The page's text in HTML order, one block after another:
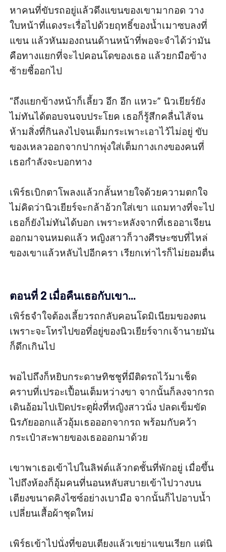
หาคนที่ขับรถอยู่แล้วดึงแขนของเขามากอด วาง
ใบหน้าที่แดงระเรื่อไปด้วยฤทธิ์ของน้ำเมาซบลงที่
แขน แล้วหันมองถนนด้านหน้าที่พอจะจำได้ว่ามัน
คือทางแยกที่จะไปคอนโดของเธอ แล้วยกมือข้าง
ซ้ายชี้ออกไป
“ถึงแยกข้างหน้าก็เลี้ยว อึก อึก แหวะ” นิวเยียร์ยัง
ไม่ทันได้ตอบจนจบประโยค เธอก็รู้สึกคลื่นไส้จน
ห้ามสิ่งที่กินลงไปจนเต็มกระเพาะเอาไว้ไม่อยู่ ขับ
ของเหลวออกจากปากพุ่งใส่เต็มกางเกงของคนที่
เธอกำลังจะบอกทาง
เพิร์ธเบิกตาโพลงแล้วกลั้นหายใจด้วยความตกใจ
ไม่คิดว่านิวเยียร์จะกล้าอ้วกใส่เขา แถมทางที่จะไป
เธอก็ยังไม่ทันได้บอก เพราะหลังจากที่เธออาเจียน
ออกมาจนหมดแล้ว หญิงสาวก็วางศีรษะซบที่ไหล่
ของเขาแล้วหลับไปอีกครา เรียกเท่าไรก็ไม่ยอมตื่น
ตอนที่ 2 เมื่อคืนเธอกับเขา...
เพิร์ธจำใจต้องเลี้ยวรถกลับคอนโดมิเนียมของตน
เพราะจะโทรไปขอที่อยู่ของนิวเยียร์จากเจ้านายมัน
ก็ดึกเกินไป
พอไปถึงก็หยิบกระดาษทิชชูที่มีติดรถไว้มาเช็ด
คราบที่เปรอะเปื้อนเต็มหว่างขา จากนั้นก็ลงจากรถ
เดินอ้อมไปเปิดประตูฝั่งที่หญิงสาวนั่ง ปลดเข็มขัด
นิรภัยออกแล้วอุ้มเธอออกจากรถ พร้อมกับคว้า
กระเป๋าสะพายของเธอออกมาด้วย
เขาพาเธอเข้าไปในลิฟต์แล้วกดชั้นที่พักอยู่ เมื่อขึ้น
ไปถึงห้องก็อุ้มคนที่นอนหลับสบายเข้าไปวางบน
เตียงขนาดคิงไซซ์อย่างเบามือ จากนั้นก็ไปอาบน้ำ
เปลี่ยนเสื้อผ้าชุดใหม่
เพิร์ธเข้าไปนั่งที่ขอบเตียงแล้วเขย่าแขนเรียก แต่นิ